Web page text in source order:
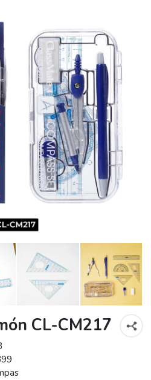
CL-CM217